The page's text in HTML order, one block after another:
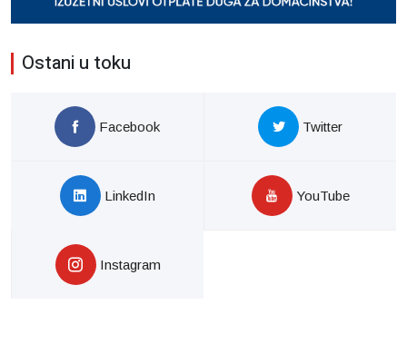
Ostani u toku
Facebook Twitter
LinkedIn YouTube
Instagram